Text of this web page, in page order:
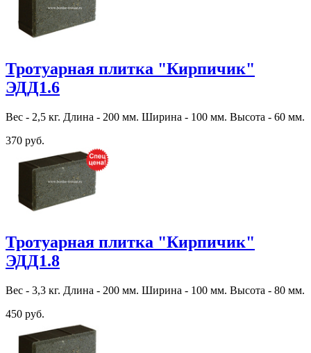
Тротуарная плитка "Кирпичик"
ЭДД1.6
Вес - 2,5 кг. Длина - 200 мм. Ширина - 100 мм. Высота - 60 мм.
370 руб.
Тротуарная плитка "Кирпичик"
ЭДД1.8
Вес - 3,3 кг. Длина - 200 мм. Ширина - 100 мм. Высота - 80 мм.
450 руб.